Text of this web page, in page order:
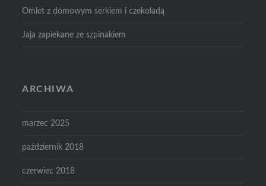
Omlet z domowym serkiem i czekoladą
Jaja zapiekane ze szpinakiem
ARCHIWA
marzec 2025
październik 2018
czerwiec 2018